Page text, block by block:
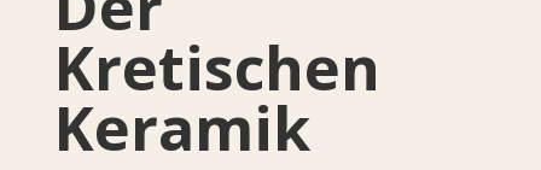
Kretischen
Keramik